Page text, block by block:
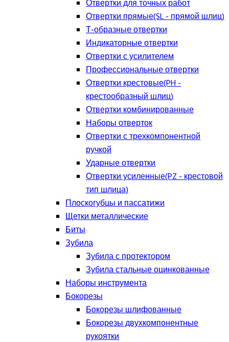
Отвертки для точных работ
Отвертки прямые(SL - прямой шлиц)
Т-образные отвертки
Индикаторные отвертки
Отвертки с усилителем
Профессиональные отвертки
Отвертки крестовые(PH -
крестообразный шлиц)
Отвертки комбинированные
Наборы отверток
Отвертки с трехкомпонентной
ручкой
Ударные отвертки
Отвертки усиленные(PZ - крестовой
тип шлица)
Плоскогубцы и пассатижи
Щетки металлические
Биты
Зубила
Зубила с протектором
Зубила стальные оцинкованные
Наборы инструмента
Бокорезы
Бокорезы шлифованные
Бокорезы двухкомпонентные
рукоятки